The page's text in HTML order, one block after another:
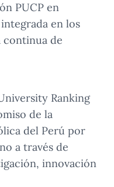
PUCP en
en los
continua de
Ranking
de la
del Perú por
a través de
innovación